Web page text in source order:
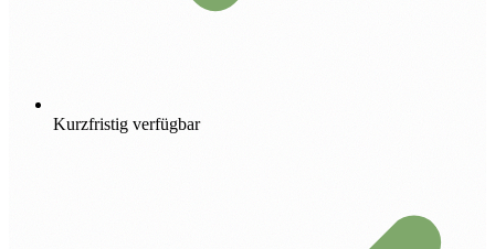
Kurzfristig verfügbar